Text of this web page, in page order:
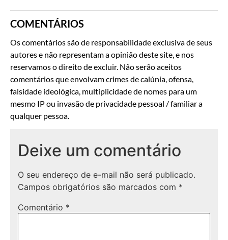
COMENTÁRIOS
Os comentários são de responsabilidade exclusiva de seus
autores e não representam a opinião deste site, e nos
reservamos o direito de excluir. Não serão aceitos
comentários que envolvam crimes de calúnia, ofensa,
falsidade ideológica, multiplicidade de nomes para um
mesmo IP ou invasão de privacidade pessoal / familiar a
qualquer pessoa.
Deixe um comentário
O seu endereço de e-mail não será publicado.
Campos obrigatórios são marcados com *
Comentário *